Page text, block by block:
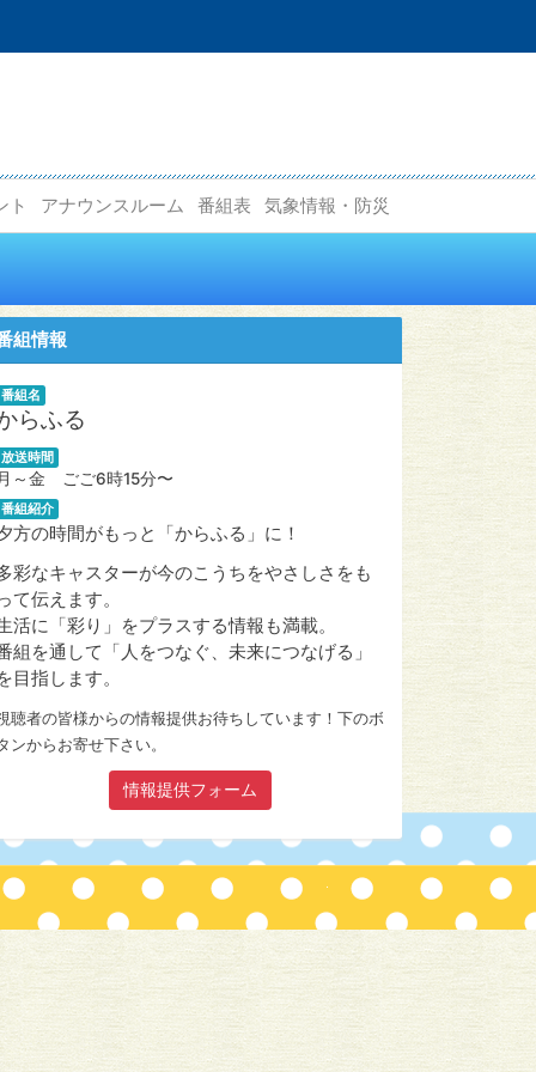
ト アナウンスルーム 番組表 気象情報・防災
組情報
番組名
らふる
放送時間
～金 ごご6時15分〜
番組紹介
方の時間がもっと「からふる」に！
彩なキャスターが今のこうちをやさしさをも
て伝えます。
活に「彩り」をプラスする情報も満載。
組を通して「人をつなぐ、未来につなげる」
目指します。
聴者の皆様からの情報提供お待ちしています！下のボ
ンからお寄せ下さい。
情報提供フォーム